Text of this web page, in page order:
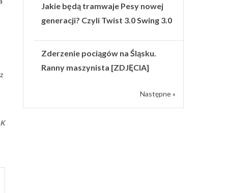
Jakie będą tramwaje Pesy nowej
generacji? Czyli Twist 3.0 Swing 3.0
Zderzenie pociągów na Śląsku.
Ranny maszynista [ZDJĘCIA]
Następne »